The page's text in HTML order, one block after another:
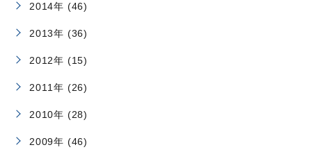
2014年 (46)
2013年 (36)
2012年 (15)
2011年 (26)
2010年 (28)
2009年 (46)